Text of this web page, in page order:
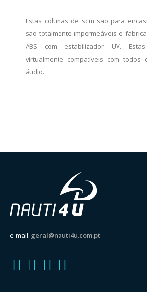
Estas colunas de som são para
são totalmente impermeáveis e
ABS com estabilizador UV.
virtualmente compatíveis com todos
áudio.
e-mail: geral@nauti4u.com.pt